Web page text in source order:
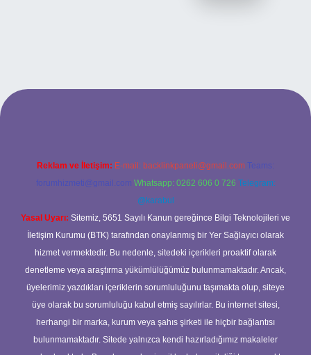
Reklam ve İletişim: E-mail: backlinkpaneli@gmail.com Teams:
forumhizmeti@gmail.com Whatsapp: 0262 606 0 726 Telegram:
@karabul
Yasal Uyarı: Sitemiz, 5651 Sayılı Kanun gereğince Bilgi Teknolojileri ve
İletişim Kurumu (BTK) tarafından onaylanmış bir Yer Sağlayıcı olarak
hizmet vermektedir. Bu nedenle, sitedeki içerikleri proaktif olarak
denetleme veya araştırma yükümlülüğümüz bulunmamaktadır. Ancak,
üyelerimiz yazdıkları içeriklerin sorumluluğunu taşımakta olup, siteye
üye olarak bu sorumluluğu kabul etmiş sayılırlar. Bu internet sitesi,
herhangi bir marka, kurum veya şahıs şirketi ile hiçbir bağlantısı
bulunmamaktadır. Sitede yalnızca kendi hazırladığımız makaleler